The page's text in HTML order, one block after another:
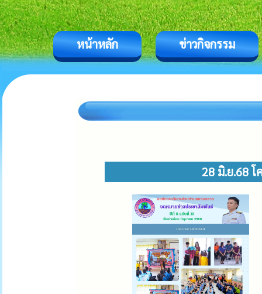
หน้าหลัก ข่าวกิจกรรม
28 มิ.ย.68 โ